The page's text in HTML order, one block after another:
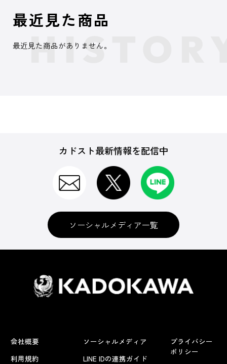
最近見た商品
最近見た商品がありません。
カドスト最新情報を配信中
ソーシャルメディア一覧
会社概要
利用規約
ソーシャルメディア
LINE IDの連携ガイド
プライバシー
ポリシー